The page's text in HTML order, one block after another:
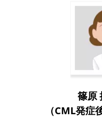
篠原
（CML発症